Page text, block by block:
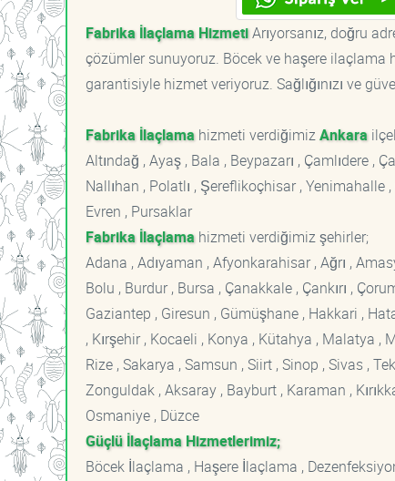
Fabrika İlaçlama HizmetiArıyorsanız, doğru
çözümler sunuyoruz. Böcek ve haşere
garantisiyle hizmet veriyoruz. Sağlığınızı ve
Fabrika İlaçlama hizmeti verdiğimizAnkara
Altındağ , Ayaş , Bala , Beypazarı , Çamlıdere ,
Nallıhan , Polatlı , Şereflikoçhisar ,
Evren , Pursaklar
Fabrika İlaçlama hizmeti verdiğimiz şehirler;
Adana , Adıyaman , Afyonkarahisar , Ağrı ,
Bolu , Burdur , Bursa , Çanakkale , Çankırı ,
Gaziantep , Giresun , Gümüşhane , Hakkari ,
, Kırşehir , Kocaeli , Konya , Kütahya , Malatya
Rize , Sakarya , Samsun , Siirt , Sinop , Sivas ,
Zonguldak , Aksaray , Bayburt , Karaman ,
Osmaniye , Düzce
Güçlü İlaçlama Hizmetlerimiz;
Böcek İlaçlama , Haşere İlaçlama ,